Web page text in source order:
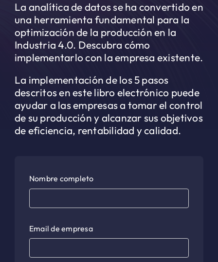
La analítica de datos se ha convertido en
una herramienta fundamental para la
optimización de la producción en la
Industria 4.0. Descubra cómo
implementarlo con la empresa existente.
La implementación de los 5 pasos
descritos en este libro electrónico puede
ayudar a las empresas a tomar el control
de su producción y alcanzar sus objetivos
de eficiencia, rentabilidad y calidad.
Nombre completo
Email de empresa